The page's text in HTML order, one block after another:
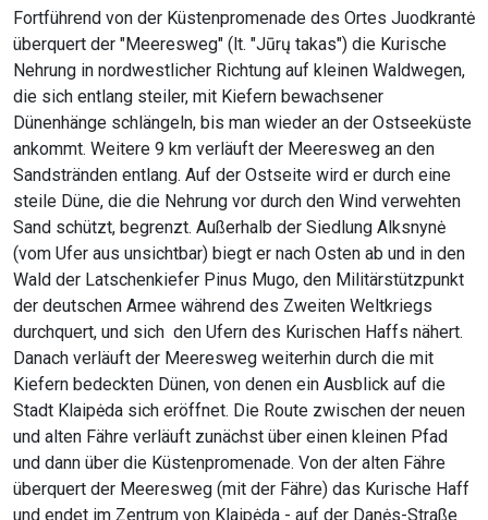
Fortführend von der Küstenpromenade des Ortes Juodkrantė
überquert der "Meeresweg" (lt. "Jūrų takas") die Kurische
Nehrung in nordwestlicher Richtung auf kleinen Waldwegen,
die sich entlang steiler, mit Kiefern bewachsener
Dünenhänge schlängeln, bis man wieder an der Ostseeküste
ankommt. Weitere 9 km verläuft der Meeresweg an den
Sandstränden entlang. Auf der Ostseite wird er durch eine
steile Düne, die die Nehrung vor durch den Wind verwehten
Sand schützt, begrenzt. Außerhalb der Siedlung Alksnynė
(vom Ufer aus unsichtbar) biegt er nach Osten ab und in den
Wald der Latschenkiefer Pinus Mugo, den Militärstützpunkt
der deutschen Armee während des Zweiten Weltkriegs
durchquert, und sich den Ufern des Kurischen Haffs nähert.
Danach verläuft der Meeresweg weiterhin durch die mit
Kiefern bedeckten Dünen, von denen ein Ausblick auf die
Stadt Klaipėda sich eröffnet. Die Route zwischen der neuen
und alten Fähre verläuft zunächst über einen kleinen Pfad
und dann über die Küstenpromenade. Von der alten Fähre
überquert der Meeresweg (mit der Fähre) das Kurische Haff
und endet im Zentrum von Klaipėda - auf der Danės-Straße